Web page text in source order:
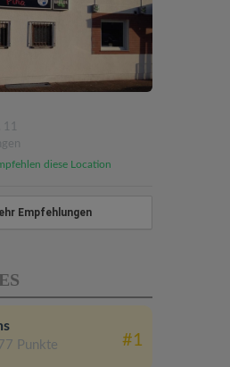
11
diese Location
Empfehlungen
Punkte #1